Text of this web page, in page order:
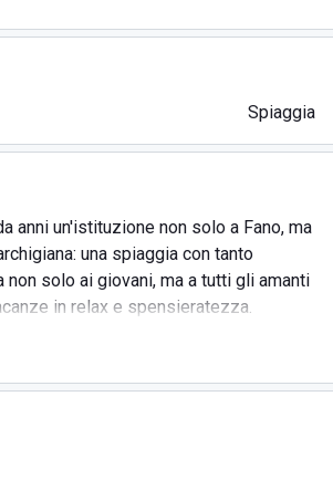
Spiaggia
anni un'istituzione non solo a Fano, ma
una spiaggia con tanto
solo ai giovani, ma a tutti gli amanti
in relax e spensieratezza.
ospiti cabine in abbondanza, canoe e
in mare, doccia calda e area giochi